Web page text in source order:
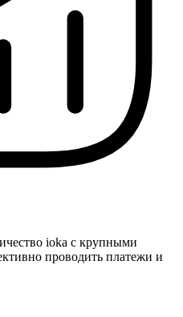
ioka с крупными
проводить платежи и